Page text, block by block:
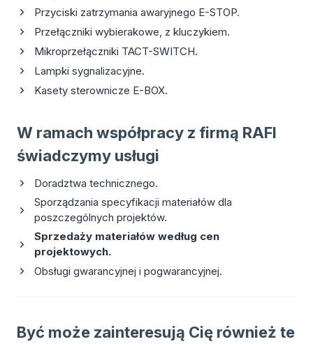
Przyciski zatrzymania awaryjnego E-STOP.
Przełączniki wybierakowe, z kluczykiem.
Mikroprzełączniki TACT-SWITCH.
Lampki sygnalizacyjne.
Kasety sterownicze E-BOX.
W ramach współpracy z firmą RAFI
świadczymy usługi
Doradztwa technicznego.
Sporządzania specyfikacji materiałów dla
poszczególnych projektów.
Sprzedaży materiałów według cen
projektowych.
Obsługi gwarancyjnej i pogwarancyjnej.
Być może zainteresują Cię również te